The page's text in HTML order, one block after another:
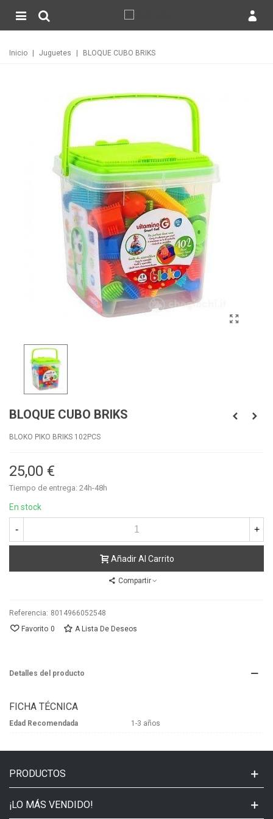
Inicio Juguetes BLOQUE CUBO BRIKS
BLOQUE CUBO BRIKS
BLOKO PIKO BRIKS 102PCS
25,00 €
Tiempo de entrega: 24h-48h
En stock
- +
Añadir Al Carrito
Compartir
Referencia: 8014966052548
Favorito 0 A Lista De Deseos
Detalles del producto
FICHA TÉCNICA
Edad Recomendada 1-3 años
PRODUCTOS
¡LO MÁS VENDIDO!